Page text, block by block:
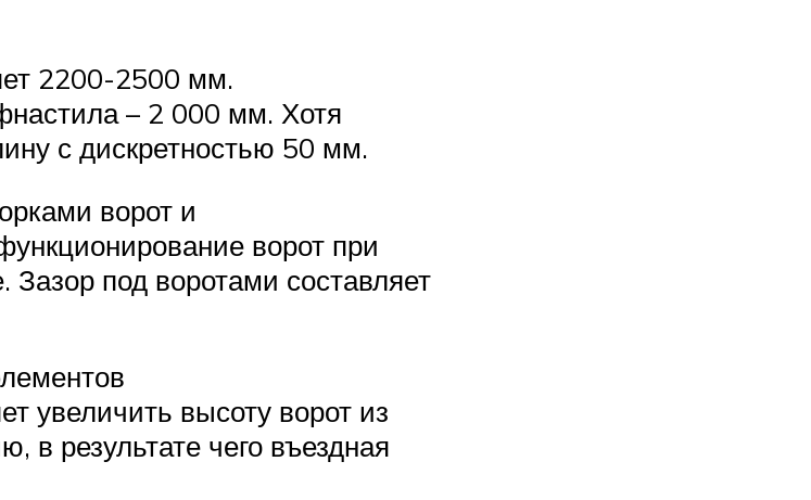
2200-2500 мм.
– 2 000 мм. Хотя
с дискретностью 50 мм.
ворот и
ворот при
под воротами составляет
увеличить высоту ворот из
в результате чего въездная